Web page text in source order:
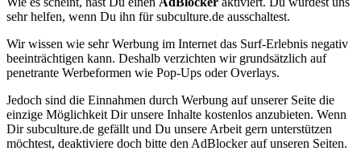
sehr helfen, wenn Du ihn für subculture.de ausschaltest.
Wir wissen wie sehr Werbung im Internet das Surf-Erlebnis negativ
beeinträchtigen kann. Deshalb verzichten wir grundsätzlich auf
penetrante Werbeformen wie Pop-Ups oder Overlays.
Jedoch sind die Einnahmen durch Werbung auf unserer Seite die
einzige Möglichkeit Dir unsere Inhalte kostenlos anzubieten. Wenn
Dir subculture.de gefällt und Du unsere Arbeit gern unterstützen
möchtest, deaktiviere doch bitte den AdBlocker auf unseren Seiten.